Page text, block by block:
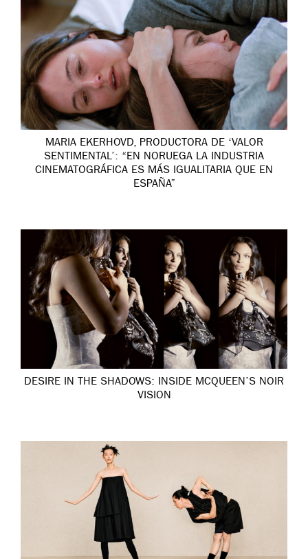
MARIA EKERHOVD, PRODUCTORA DE ‘VALOR
SENTIMENTAL’: “EN NORUEGA LA INDUSTRIA
CINEMATOGRÁFICA ES MÁS IGUALITARIA QUE EN
ESPAÑA”
DESIRE IN THE SHADOWS: INSIDE MCQUEEN’S NOIR
VISION